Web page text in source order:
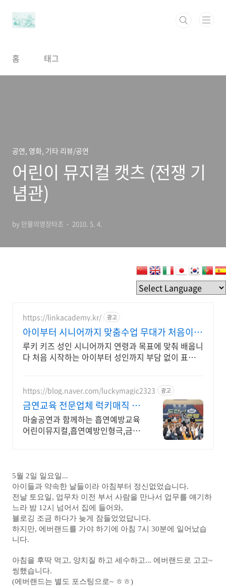
홈 태그
공연, 영화, 기타 리뷰/공연
어린이 뮤지컬 캣츠 (전쟁 기
념관)
by 만물의영장타조 2010. 5. 4.
https://linkacademy.kr/ 광고
아이부터 시니어까지 맞춤수업 무대가 처음이어
도 괜찮아
루키 키즈 성인 시니어까지 연령과 목표에 맞춰 배웁니
다 처음 시작하는 아이부터 성인까지 부담 없이 표현의
https://blog.naver.com/luckymagic2323 광고
금연교육 전문업체 럭키매직 2
학기 예약 가능합니다:)
마술공연과 함께하는 흡연예방교육
어린이뮤지컬,흡연예방인형극,금연
5월 2일 일요일...
아이들과 약속한 날들이라 아침부터 정신없었습니다.
전날 토요일, 업무차 이전 부서 사람을 만나서 업무를 얘기하
느라 밤 12시 넘어서 집에 들어와,
블로깅 조금 하다가 늦게 잠들었었답니다.
하지만, 에버랜드를 가야 하기에 아침 7시 30분에 일어났습
니다.
아침을 후딱 먹고, 양치질 하고 세수하고... 에버랜드로 고고~
씽했습니다.
(에버랜드는 별도 포스팅으로~ ㅎㅎ)